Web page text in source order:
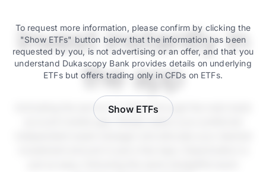
Invest instantly in
the app
Activating the service is instant through the main bank
account mobile app. Simply select your preferred
To request more information, please confirm by clicking the
"Show ETFs" button below that the information has been
requested by you, is not advertising or an offer, and that you
understand Dukascopy Bank provides details on underlying
ETFs but offers trading only in CFDs on ETFs.
Show ETFs